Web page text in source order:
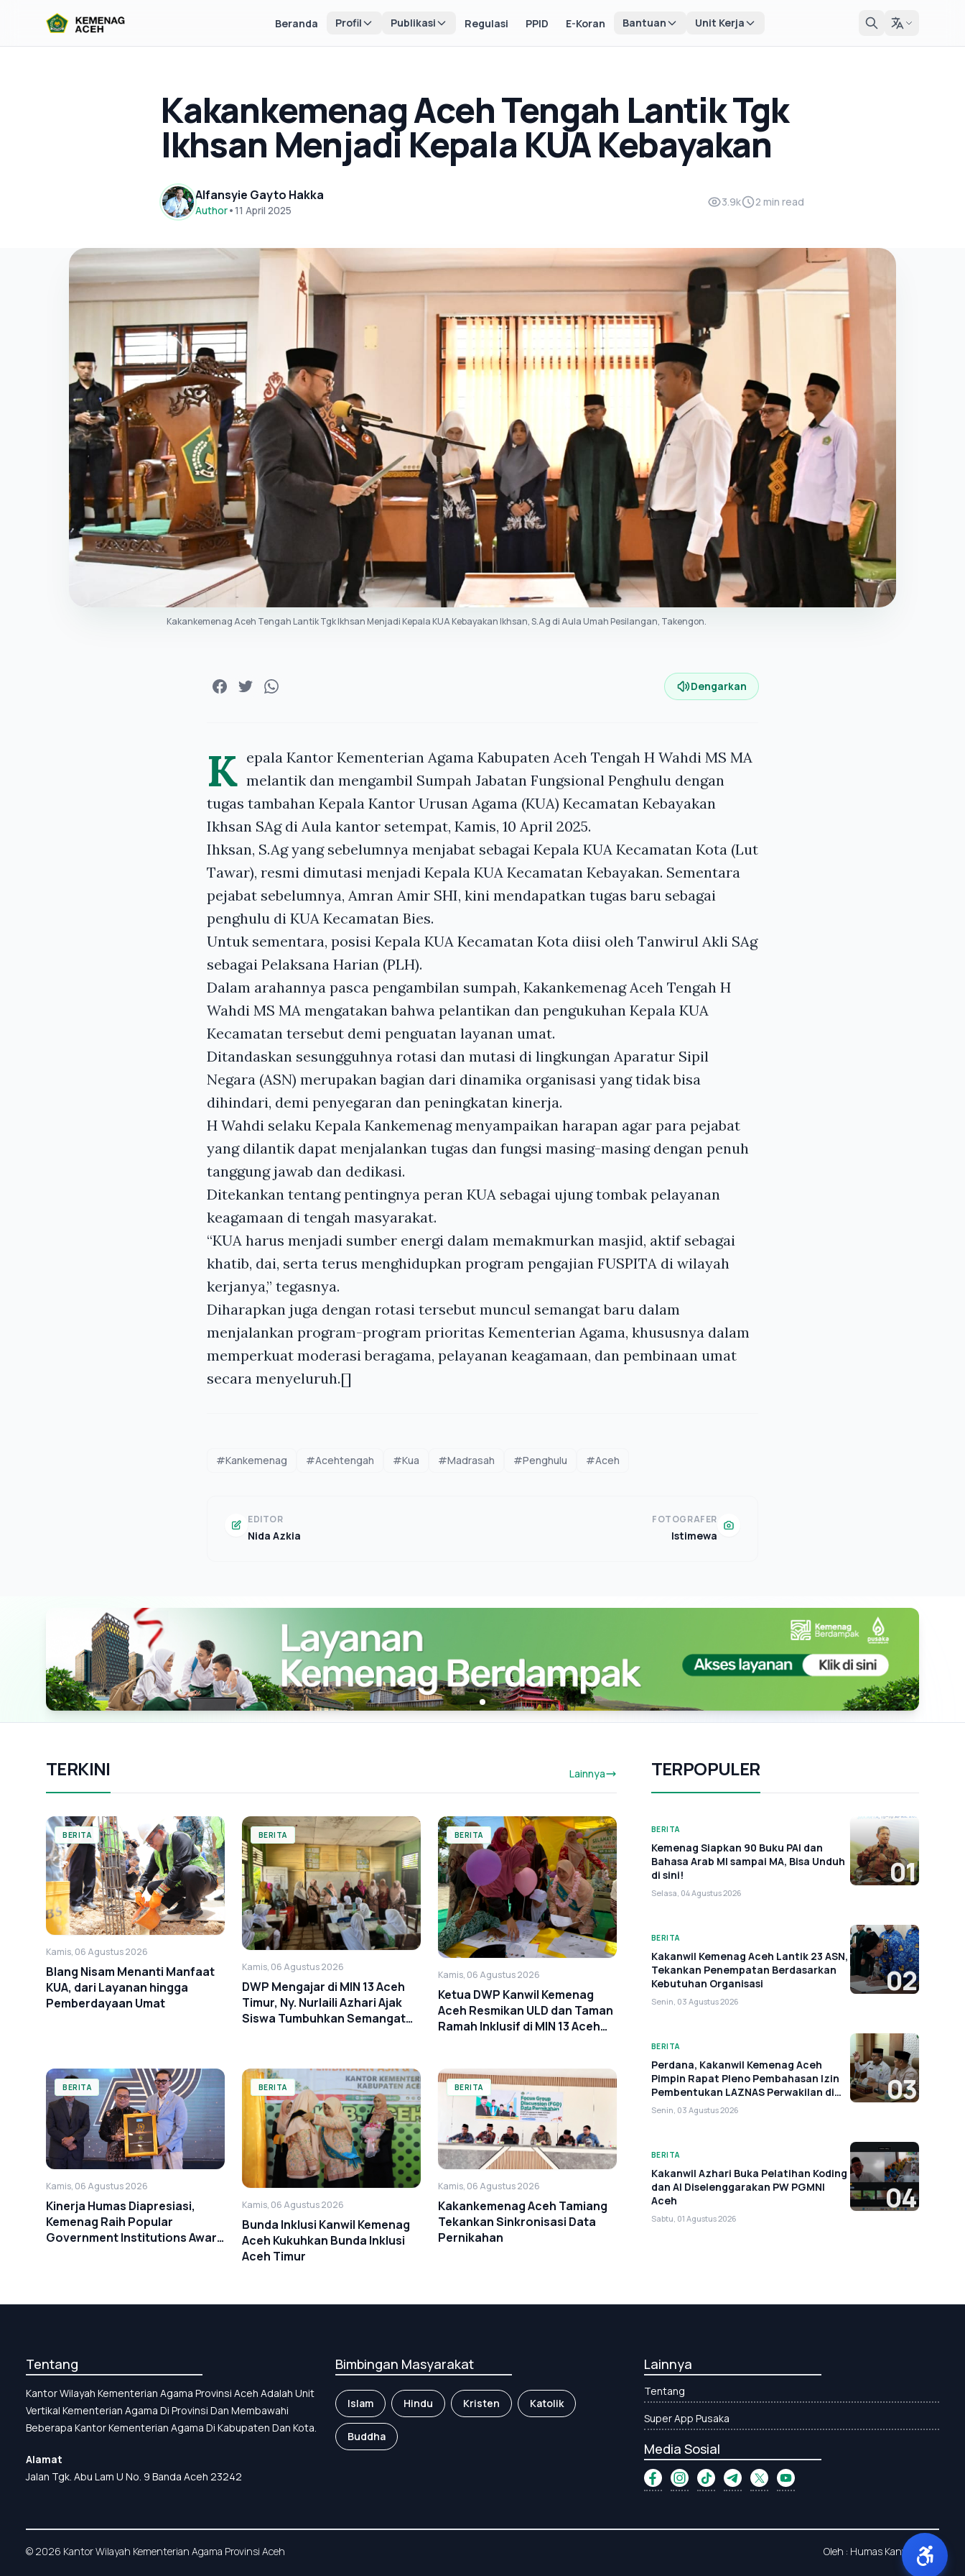
Beranda Profil Publikasi Regulasi PPID E-Koran Bantuan Unit Kerja
Kakankemenag Aceh Tengah Lantik Tgk
Ikhsan Menjadi Kepala KUA Kebayakan
Alfansyie Gayto Hakka
Author•11 April 2025
3.9k 2 min read
Kakankemenag Aceh Tengah Lantik Tgk Ikhsan Menjadi Kepala KUA Kebayakan Ikhsan, S.Ag di Aula Umah Pesilangan, Takengon.
Dengarkan
K epala Kantor Kementerian Agama Kabupaten Aceh Tengah H Wahdi MS MA
melantik dan mengambil Sumpah Jabatan Fungsional Penghulu dengan
tugas tambahan Kepala Kantor Urusan Agama (KUA) Kecamatan Kebayakan
Ikhsan SAg di Aula kantor setempat, Kamis, 10 April 2025.
Ihksan, S.Ag yang sebelumnya menjabat sebagai Kepala KUA Kecamatan Kota (Lut
Tawar), resmi dimutasi menjadi Kepala KUA Kecamatan Kebayakan. Sementara
pejabat sebelumnya, Amran Amir SHI, kini mendapatkan tugas baru sebagai
penghulu di KUA Kecamatan Bies.
Untuk sementara, posisi Kepala KUA Kecamatan Kota diisi oleh Tanwirul Akli SAg
sebagai Pelaksana Harian (PLH).
Dalam arahannya pasca pengambilan sumpah, Kakankemenag Aceh Tengah H
Wahdi MS MA mengatakan bahwa pelantikan dan pengukuhan Kepala KUA
Kecamatan tersebut demi penguatan layanan umat.
Ditandaskan sesungguhnya rotasi dan mutasi di lingkungan Aparatur Sipil
Negara (ASN) merupakan bagian dari dinamika organisasi yang tidak bisa
dihindari, demi penyegaran dan peningkatan kinerja.
H Wahdi selaku Kepala Kankemenag menyampaikan harapan agar para pejabat
yang dilantik dapat menjalankan tugas dan fungsi masing-masing dengan penuh
tanggung jawab dan dedikasi.
Ditekankan tentang pentingnya peran KUA sebagai ujung tombak pelayanan
keagamaan di tengah masyarakat.
“KUA harus menjadi sumber energi dalam memakmurkan masjid, aktif sebagai
khatib, dai, serta terus menghidupkan program pengajian FUSPITA di wilayah
kerjanya,” tegasnya.
Diharapkan juga dengan rotasi tersebut muncul semangat baru dalam
menjalankan program-program prioritas Kementerian Agama, khususnya dalam
memperkuat moderasi beragama, pelayanan keagamaan, dan pembinaan umat
secara menyeluruh.[]
#Kankemenag #Acehtengah #Kua #Madrasah #Penghulu #Aceh
EDITOR
Nida Azkia
FOTOGRAFER
Istimewa
TERKINI Lainnya
BERITA
Kamis, 06 Agustus 2026
Blang Nisam Menanti Manfaat
KUA, dari Layanan hingga
Pemberdayaan Umat
BERITA
Kamis, 06 Agustus 2026
DWP Mengajar di MIN 13 Aceh
Timur, Ny. Nurlaili Azhari Ajak
Siswa Tumbuhkan Semangat
BERITA
Kamis, 06 Agustus 2026
Ketua DWP Kanwil Kemenag
Aceh Resmikan ULD dan Taman
Ramah Inklusif di MIN 13 Aceh
BERITA
Kamis, 06 Agustus 2026
Kinerja Humas Diapresiasi,
Kemenag Raih Popular
Government Institutions Award
BERITA
Kamis, 06 Agustus 2026
Bunda Inklusi Kanwil Kemenag
Aceh Kukuhkan Bunda Inklusi
Aceh Timur
BERITA
Kamis, 06 Agustus 2026
Kakankemenag Aceh Tamiang
Tekankan Sinkronisasi Data
Pernikahan
TERPOPULER
BERITA
Kemenag Siapkan 90 Buku PAI dan
Bahasa Arab MI sampai MA, Bisa Unduh
di sini!
Selasa, 04 Agustus 2026
01
BERITA
Kakanwil Kemenag Aceh Lantik 23 ASN,
Tekankan Penempatan Berdasarkan
Kebutuhan Organisasi
Senin, 03 Agustus 2026
02
BERITA
Perdana, Kakanwil Kemenag Aceh
Pimpin Rapat Pleno Pembahasan Izin
Pembentukan LAZNAS Perwakilan di
Aceh
Senin, 03 Agustus 2026
03
BERITA
Kakanwil Azhari Buka Pelatihan Koding
dan AI Diselenggarakan PW PGMNI
Aceh
Sabtu, 01 Agustus 2026
04
Tentang
Kantor Wilayah Kementerian Agama Provinsi Aceh Adalah Unit
Vertikal Kementerian Agama Di Provinsi Dan Membawahi
Beberapa Kantor Kementerian Agama Di Kabupaten Dan Kota.
Alamat
Jalan Tgk. Abu Lam U No. 9 Banda Aceh 23242
Bimbingan Masyarakat
Islam Hindu Kristen Katolik
Buddha
Lainnya
Tentang
Super App Pusaka
Media Sosial
© 2026 Kantor Wilayah Kementerian Agama Provinsi Aceh Oleh : Humas Kanwil Aceh